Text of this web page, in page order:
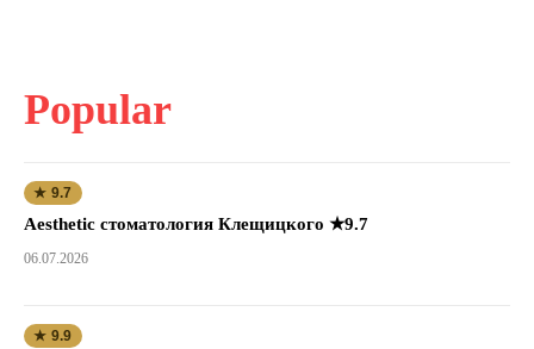
Popular
★ 9.7
Aesthetic стоматология Клещицкого ★9.7
06.07.2026
★ 9.9